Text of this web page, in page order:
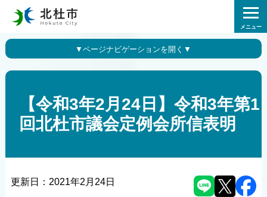
メニュー
【令和3年2月24日】令和3年第1
回北杜市議会定例会所信表明
更新日： 2021年2月24日